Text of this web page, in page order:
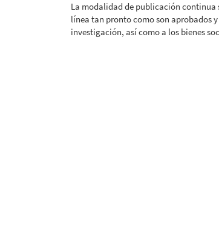
La modalidad de publicación continua
línea tan pronto como son aprobados
investigación, así como a los bienes